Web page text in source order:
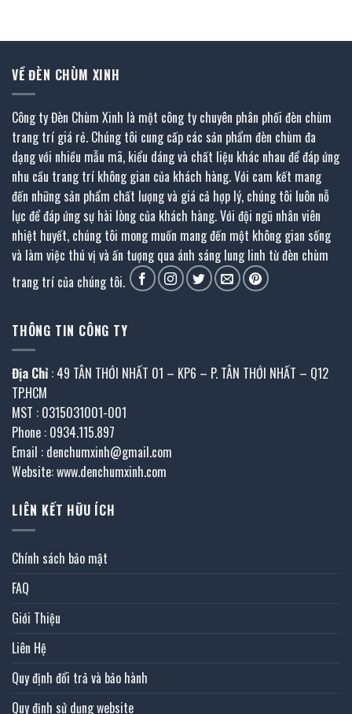
VỀ ĐÈN CHÙM XINH
Công ty Đèn Chùm Xinh là một công ty chuyên phân phối đèn chùm
trang trí giá rẻ. Chúng tôi cung cấp các sản phẩm đèn chùm đa
dạng với nhiều mẫu mã, kiểu dáng và chất liệu khác nhau để đáp ứng
nhu cầu trang trí không gian của khách hàng. Với cam kết mang
đến những sản phẩm chất lượng và giá cả hợp lý, chúng tôi luôn nỗ
lực để đáp ứng sự hài lòng của khách hàng. Với đội ngũ nhân viên
nhiệt huyết, chúng tôi mong muốn mang đến một không gian sống
và làm việc thú vị và ấn tượng qua ánh sáng lung linh từ đèn chùm
trang trí của chúng tôi.
THÔNG TIN CÔNG TY
Địa Chỉ : 49 TÂN THỚI NHẤT 01 – KP6 – P. TÂN THỚI NHẤT – Q12
TP.HCM
MST : 0315031001-001
Phone : 0934.115.897
Email : denchumxinh@gmail.com
Website: www.denchumxinh.com
LIÊN KẾT HỮU ÍCH
Chính sách bảo mật
FAQ
Giới Thiệu
Liên Hệ
Quy định đổi trả và bảo hành
Quy định sử dụng website